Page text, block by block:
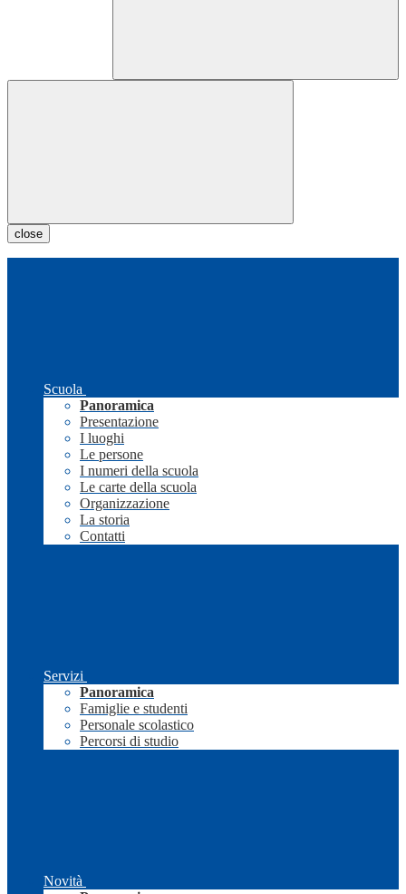
close
Scuola
Panoramica
Presentazione
I luoghi
Le persone
I numeri della scuola
Le carte della scuola
Organizzazione
La storia
Contatti
Servizi
Panoramica
Famiglie e studenti
Personale scolastico
Percorsi di studio
Novità